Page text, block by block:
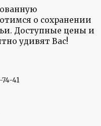
о сохранении
Доступные цены и
удивят Вас!
74-41